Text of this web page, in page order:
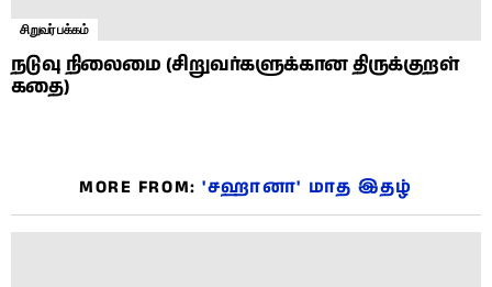
சிறுவர் பக்கம்
நடுவு நிலைமை (சிறுவர்களுக்கான திருக்குறள்
கதை)
MORE FROM:'சஹானா' மாத இதழ்